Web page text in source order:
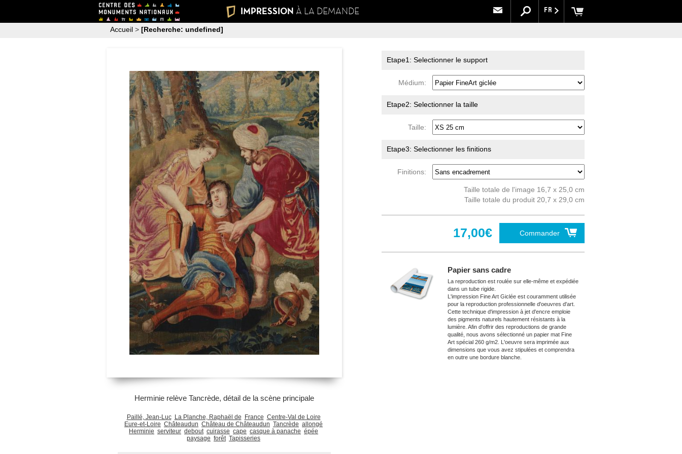
FR
IMPRESSION À LA DEMANDE
Accueil > [Recherche: undefined]
Herminie relève Tancrède, détail de la scène principale
Paillé, Jean-Luc La Planche, Raphaël de France Centre-Val de Loire
Eure-et-Loire Châteaudun Château de Châteaudun Tancrède allongé
Herminie serviteur debout cuirasse cape casque à panache épée
paysage forêt Tapisseries
Etape1: Selectionner le support
Médium:
Etape2: Selectionner la taille
Taille:
Etape3: Selectionner les finitions
Finitions:
Taille totale de l'image 16,7 x 25,0 cm
Taille totale du produit 20,7 x 29,0 cm
Commander
17,00€
Papier sans cadre
La reproduction est roulée sur elle-même et expédiée
dans un tube rigide.
L'impression Fine Art Giclée est couramment utilisée
pour la reproduction professionnelle d'oeuvres d'art.
Cette technique d'impression à jet d'encre emploie
des pigments naturels hautement résistants à la
lumière. Afin d'offrir des reproductions de grande
qualité, nous avons sélectionné un papier mat Fine
Art spécial 260 g/m2. L'oeuvre sera imprimée aux
dimensions que vous avez stipulées et comprendra
en outre une bordure blanche.